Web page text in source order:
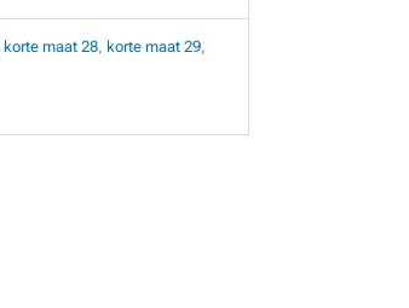
korte maat 28, korte maat 29,